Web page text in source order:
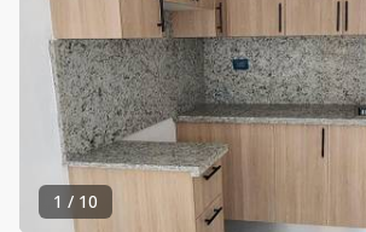
1 / 10